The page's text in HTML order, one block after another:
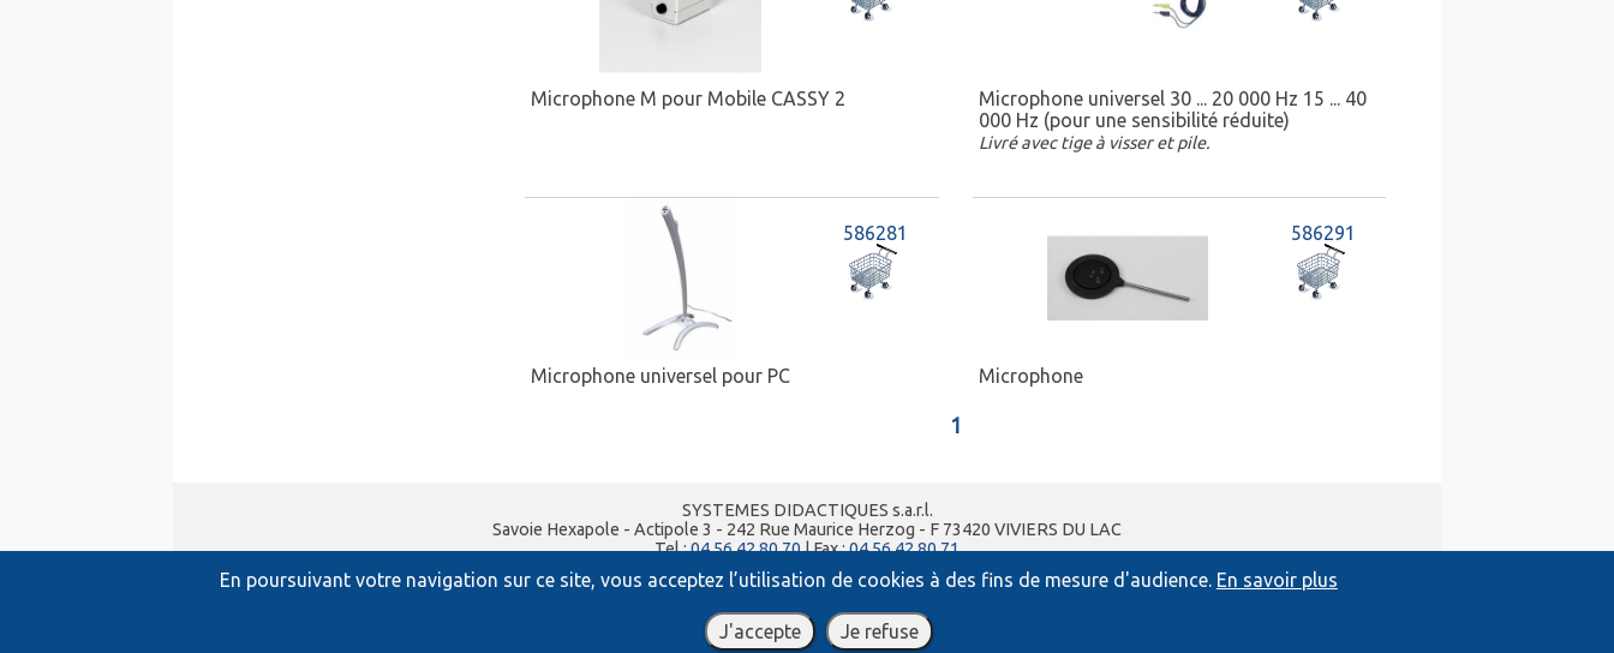
En poursuivant votre navigation sur ce site, vous acceptez l’utilisation de cookies à des fins de mesure d'audience. En savoir plus
J'accepte Je refuse
Microphone M pour Mobile CASSY 2
Microphone universel 30 ... 20 000 Hz 15 ... 40
000 Hz (pour une sensibilité réduite)
Livré avec tige à visser et pile.
586281
Microphone universel pour PC
586291
Microphone
1
SYSTEMES DIDACTIQUES s.a.r.l.
Savoie Hexapole - Actipole 3 - 242 Rue Maurice Herzog - F 73420 VIVIERS DU LAC
Tel :04 56 42 80 70| Fax :04 56 42 80 71
xavier.granjon@systemes-didactiques.fr
www.systemes-didactiques.fr